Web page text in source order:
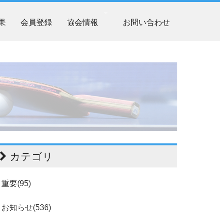
会員登録 協会情報 お問い合わせ
カテゴリ
重要(95)
お知らせ(536)